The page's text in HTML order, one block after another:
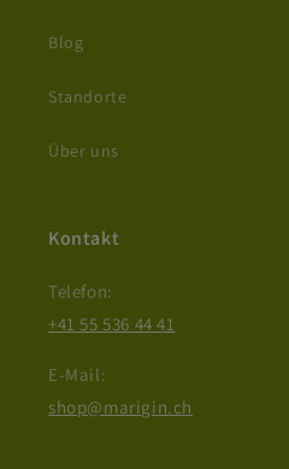
Blog
Standorte
Über uns
Kontakt
Telefon:
+41 55 536 44 41
E-Mail:
shop@marigin.ch